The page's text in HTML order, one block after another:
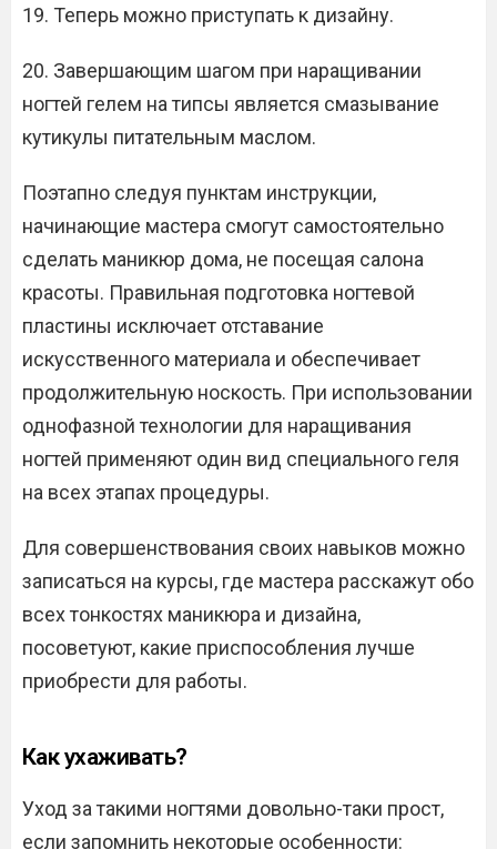
19. Теперь можно приступать к дизайну.
20. Завершающим шагом при наращивании
ногтей гелем на типсы является смазывание
кутикулы питательным маслом.
Поэтапно следуя пунктам инструкции,
начинающие мастера смогут самостоятельно
сделать маникюр дома, не посещая салона
красоты. Правильная подготовка ногтевой
пластины исключает отставание
искусственного материала и обеспечивает
продолжительную носкость. При использовании
однофазной технологии для наращивания
ногтей применяют один вид специального геля
на всех этапах процедуры.
Для совершенствования своих навыков можно
записаться на курсы, где мастера расскажут обо
всех тонкостях маникюра и дизайна,
посоветуют, какие приспособления лучше
приобрести для работы.
Как ухаживать?
Уход за такими ногтями довольно-таки прост,
если запомнить некоторые особенности: